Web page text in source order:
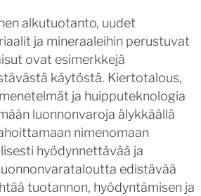
alkutuotanto, uudet
ja mineraaleihin perustuvat
ovat esimerkkejä
käytöstä. Kiertotalous,
ja huipputeknologia
luonnonvaroja älykkäällä
nimenomaan
hyödynnettävää ja
edistävää
tuotannon, hyödyntämisen ja